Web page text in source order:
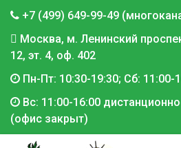
+7 (499) 649-99-49
Москва, м. Ленинский
12, эт. 4, оф. 402
Пн-Пт: 10:30-19:30; Сб: 11:00-
Вс: 11:00-16:00
(офис закрыт)